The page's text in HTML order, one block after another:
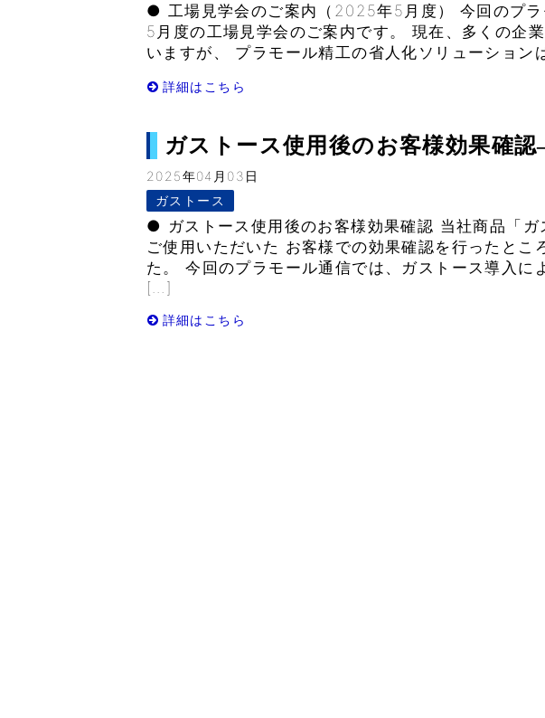
● 工場見学会のご案内（2025年5月度） 今回のプ
5月度の工場見学会のご案内です。 現在、多くの企
いますが、 プラモール精工の省人化ソリューション
詳細はこちら
ガストース使用後のお客様効果確認
2025年04月03日
ガストース
● ガストース使用後のお客様効果確認 当社商品「ガ
ご使用いただいた お客様での効果確認を行ったとこ
た。 今回のプラモール通信では、ガストース導入に
[…]
詳細はこちら